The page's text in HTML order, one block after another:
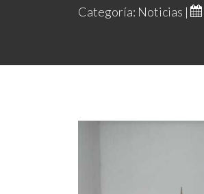
Categoría: Noticias |